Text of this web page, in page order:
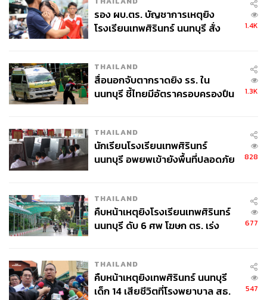
รอง ผบ.ตร. บัญชาการเหตุยิง
โรงเรียนเทพศิรินทร์ นนทบุรี สั่ง
1.4K
THAILAND
สื่อนอกจับตากราดยิง รร. ใน
นนทบุรี ชี้ไทยมีอัตราครอบครองปืน
1.3K
THAILAND
นักเรียนโรงเรียนเทพศิรินทร์
นนทบุรี อพยพเข้ายังพื้นที่ปลอดภัย
828
THAILAND
คืบหน้าเหตุยิงโรงเรียนเทพศิรินทร์
นนทบุรี ดับ 6 ศพ โฆษก ตร. เร่ง
677
THAILAND
คืบหน้าเหตุยิงเทพศิรินทร์ นนทบุรี
เด็ก 14 เสียชีวิตที่โรงพยาบาล สธ.
547